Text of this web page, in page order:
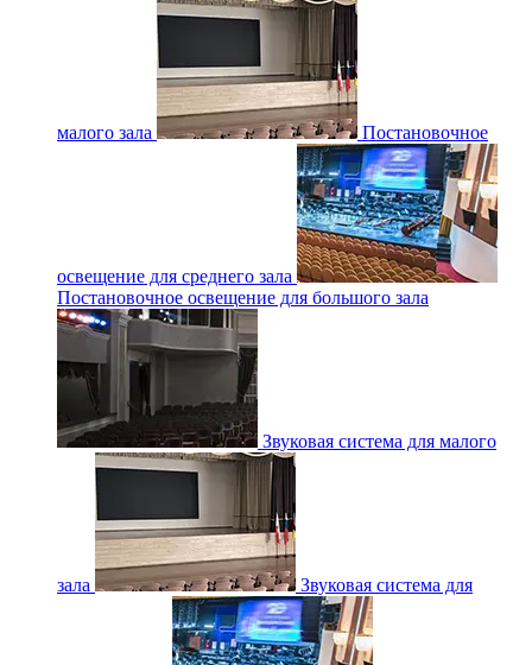
малого зала Постановочное
освещение для среднего зала
Постановочное освещение для большого зала
Звуковая система для малого
зала Звуковая система для